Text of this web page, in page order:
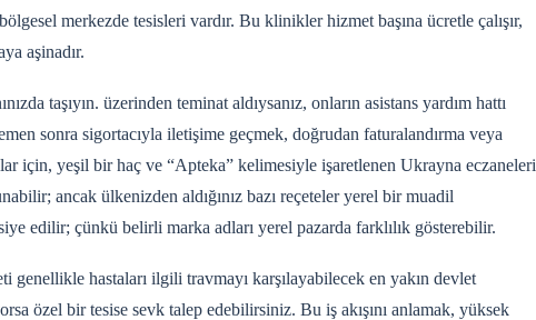
merkezde tesisleri vardır. Bu klinikler hizmet başına ücretle çalışır,
aşinadır.
taşıyın. üzerinden teminat aldıysanız, onların asistans yardım hattı
sonra sigortacıyla iletişime geçmek, doğrudan faturalandırma veya
için, yeşil bir haç ve “Apteka” kelimesiyle işaretlenen Ukrayna eczaneleri
ancak ülkenizden aldığınız bazı reçeteler yerel bir muadil
edilir; çünkü belirli marka adları yerel pazarda farklılık gösterebilir.
hastaları ilgili travmayı karşılayabilecek en yakın devlet
özel bir tesise sevk talep edebilirsiniz. Bu iş akışını anlamak, yüksek